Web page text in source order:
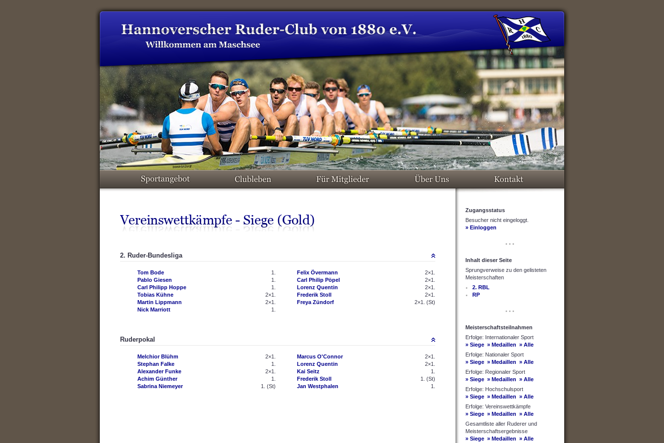
2. Ruder-Bundesliga
Tom Bode
1.
Pablo Giesen
1.
Carl Philipp Hoppe
1.
Tobias Kühne
2×1.
Martin Lippmann
2×1.
Nick Marriott
1.
Felix Övermann
2×1.
Carl Philip Pöpel
2×1.
Lorenz Quentin
2×1.
Frederik Stoll
2×1.
Freya Zündorf
2×1. (St)
Ruderpokal
Melchior Blühm
2×1.
Stephan Falke
1.
Alexander Funke
2×1.
Achim Günther
1.
Sabrina Niemeyer
1. (St)
Marcus O'Connor
2×1.
Lorenz Quentin
2×1.
Kai Seitz
1.
Frederik Stoll
1. (St)
Jan Westphalen
1.
Zugangsstatus
Besucher nicht eingeloggt.
» Einloggen
• • •
Inhalt dieser Seite
Sprungverweise zu den gelisteten
Meisterschaften
2. RBL
RP
• • •
Meisterschaftsteilnahmen
Erfolge: Internationaler Sport
» Siege » Medaillen » Alle
Erfolge: Nationaler Sport
» Siege » Medaillen » Alle
Erfolge: Regionaler Sport
» Siege » Medaillen » Alle
Erfolge: Hochschulsport
» Siege » Medaillen » Alle
Erfolge: Vereinswettkämpfe
» Siege » Medaillen » Alle
Gesamtliste aller Ruderer und
Meisterschaftsergebnisse
» Siege » Medaillen » Alle